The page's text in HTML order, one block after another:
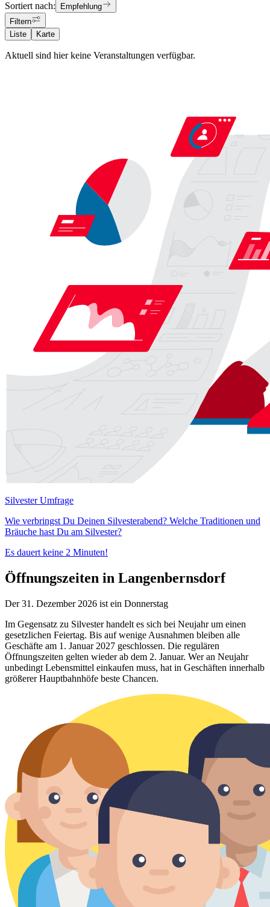
Sortiert nach:
Empfehlung
Filtern
Liste
Karte
Aktuell sind hier keine Veranstaltungen verfügbar.
Silvester Umfrage
Wie verbringst Du Deinen Silvesterabend? Welche Traditionen und
Bräuche hast Du am Silvester?
Es dauert keine 2 Minuten!
Öffnungszeiten in Langenbernsdorf
Der 31. Dezember 2026 ist ein Donnerstag
Im Gegensatz zu Silvester handelt es sich bei Neujahr um einen
gesetzlichen Feiertag. Bis auf wenige Ausnahmen bleiben alle
Geschäfte am 1. Januar 2027 geschlossen. Die regulären
Öffnungszeiten gelten wieder ab dem 2. Januar. Wer an Neujahr
unbedingt Lebensmittel einkaufen muss, hat in Geschäften innerhalb
größerer Hauptbahnhöfe beste Chancen.